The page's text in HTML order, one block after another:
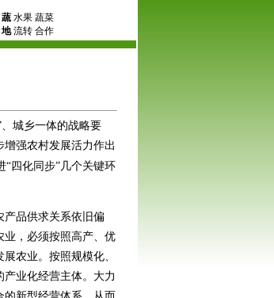
蔬水果 蔬菜
地流转 合作
城乡一体的战略要
强农村发展活力作出
四化同步”几个关键环
品供求关系依旧偏
业，必须按照高产、优
农业。按照规模化、
业化经营主体。大力